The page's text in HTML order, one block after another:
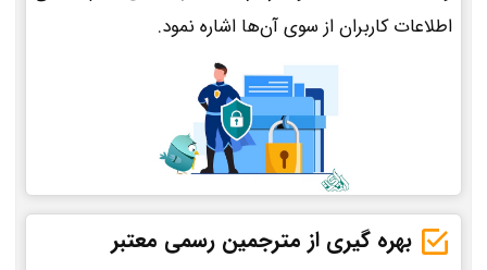
اطلاعات کاربران از سوی آن‌ها اشاره نمود.
بهره گیری از مترجمین رسمی معتبر